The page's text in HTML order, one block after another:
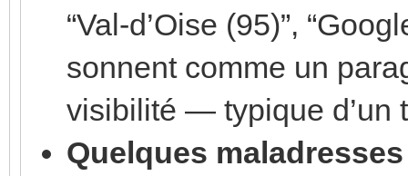
“Val-d’Oise (95)”,
sonnent comme un
visibilité — typique d’un
Quelques